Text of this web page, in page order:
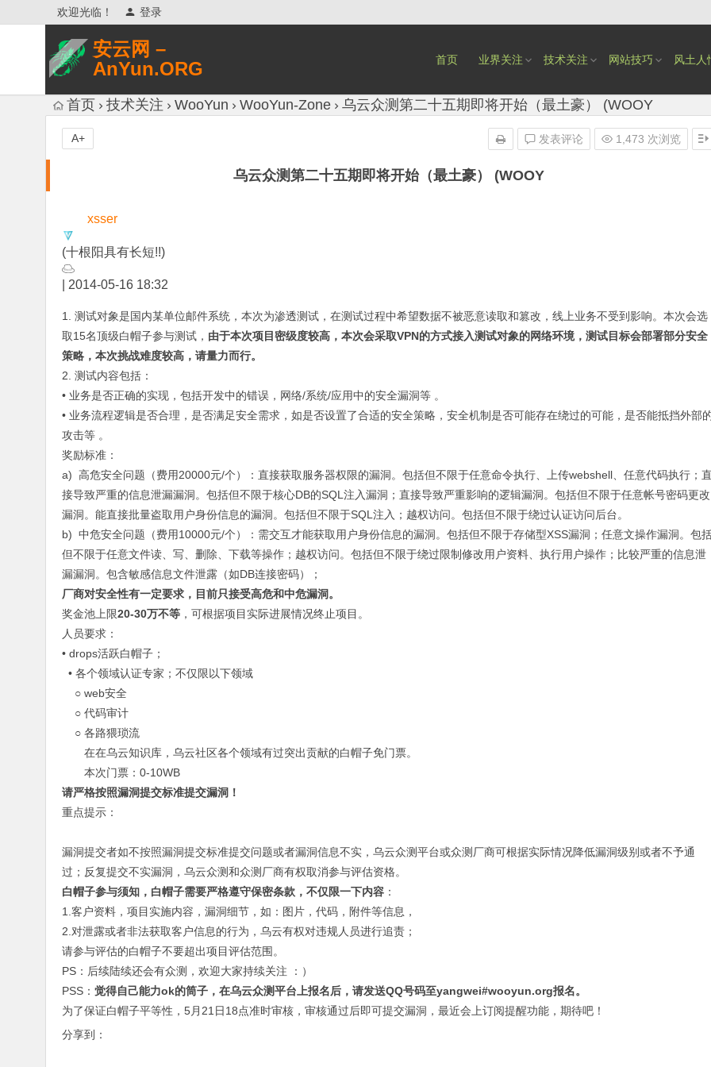
欢迎光临！ 登录
安云网 –
AnYun.ORG
网络安全研究、网络各种猎奇八卦。
首页 业界关注 技术关注 网站技巧 风土人
首页 技术关注 WooYun WooYun-Zone 乌云众测第二十五期即将开始（最土豪） (WOOY
乌云众测第二十五期即将开始（最土豪） (WOOY
发表评论 1,473 次浏览
A+
xsser
(十根阳具有长短!!)
2014-05-16 18:32
1. 测试对象是国内某单位邮件系统，本次为渗透测试，在测试过程中希望数据不被恶意读取和篡改，线上业务不受到影响。本次会选
取15名顶级白帽子参与测试， 由于本次项目密级度较高，本次会采取VPN的方式接入测试对象的网络环境，测试目标会部署部分安全
策略，本次挑战难度较高，请量力而行。
2. 测试内容包括：
• 业务是否正确的实现，包括开发中的错误，网络/系统/应用中的安全漏洞等 。
• 业务流程逻辑是否合理，是否满足安全需求，如是否设置了合适的安全策略，安全机制是否可能存在绕过的可能，是否能抵挡外部
攻击等 。
奖励标准：
a) 高危安全问题（费用20000元/个）：直接获取服务器权限的漏洞。包括但不限于任意命令执行、上传webshell、任意代码执行；直
接导致严重的信息泄漏漏洞。包括但不限于核心DB的SQL注入漏洞；直接导致严重影响的逻辑漏洞。包括但不限于任意帐号密码更改
漏洞。能直接批量盗取用户身份信息的漏洞。包括但不限于SQL注入；越权访问。包括但不限于绕过认证访问后台。
b) 中危安全问题（费用10000元/个）：需交互才能获取用户身份信息的漏洞。包括但不限于存储型XSS漏洞；任意文操作漏洞。包
但不限于任意文件读、写、删除、下载等操作；越权访问。包括但不限于绕过限制修改用户资料、执行用户操作；比较严重的信息泄
漏漏洞。包含敏感信息文件泄露（如DB连接密码）；
厂商对安全性有一定要求，目前只接受高危和中危漏洞。
奖金池上限20-30万不等 ，可根据项目实际进展情况终止项目。
人员要求：
• drops活跃白帽子；
• 各个领域认证专家；不仅限以下领域
○ web安全
○ 代码审计
○ 各路猥琐流
在在乌云知识库，乌云社区各个领域有过突出贡献的白帽子免门票。
本次门票：0-10WB
请严格按照漏洞提交标准提交漏洞！
重点提示：
漏洞提交者如不按照漏洞提交标准提交问题或者漏洞信息不实，乌云众测平台或众测厂商可根据实际情况降低漏洞级别或者不予通
过；反复提交不实漏洞，乌云众测和众测厂商有权取消参与评估资格。
白帽子参与须知，白帽子需要严格遵守保密条款，不仅限一下内容 ：
1.客户资料，项目实施内容，漏洞细节，如：图片，代码，附件等信息，
2.对泄露或者非法获取客户信息的行为，乌云有权对违规人员进行追责；
请参与评估的白帽子不要超出项目评估范围。
PS：后续陆续还会有众测，欢迎大家持续关注 ：）
PSS： 觉得自己能力ok的筒子，在乌云众测平台上报名后，请发送QQ号码至yangwei#wooyun.org报名。
为了保证白帽子平等性，5月21日18点准时审核，审核通过后即可提交漏洞，最近会上订阅提醒功能，期待吧！
分享到：